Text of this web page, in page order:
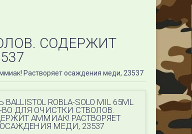
СОДЕРЖИТ
Растворяет осаждения меди, 23537
ROBLA-SOLO MIL 65ML
ВО ДЛЯ ОЧИСТКИ СТВОЛОВ.
АММИАК! РАСТВОРЯЕТ
ОСАЖДЕНИЯ МЕДИ, 23537